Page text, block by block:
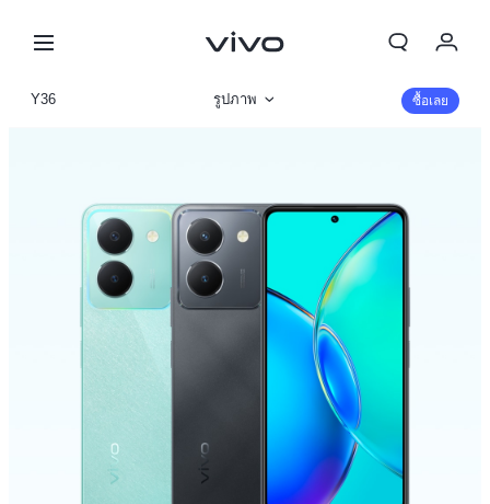
Y36 รูปภาพ
รายละเอียดจำเพาะ
ซื้อเลย